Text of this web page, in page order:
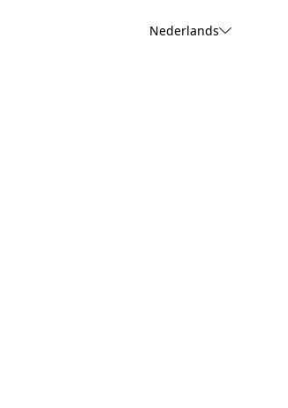
Nederlands